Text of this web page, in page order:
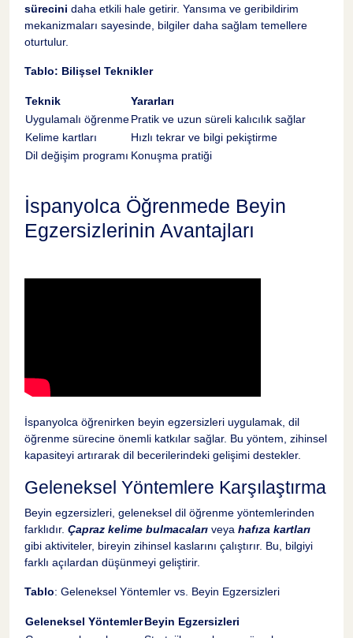
sürecini daha etkili hale getirir. Yansıma ve geribildirim
mekanizmaları sayesinde, bilgiler daha sağlam temellere
oturtulur.
Tablo: Bilişsel Teknikler
Teknik
Yararları
Uygulamalı öğrenmePratik ve uzun süreli kalıcılık sağlar
Kelime kartları
Hızlı tekrar ve bilgi pekiştirme
Dil değişim programı Konuşma pratiği
İspanyolca Öğrenmede Beyin
Egzersizlerinin Avantajları
İspanyolca öğrenirken beyin egzersizleri uygulamak, dil
öğrenme sürecine önemli katkılar sağlar. Bu yöntem, zihinsel
kapasiteyi artırarak dil becerilerindeki gelişimi destekler.
Geleneksel Yöntemlere Karşılaştırma
Beyin egzersizleri, geleneksel dil öğrenme yöntemlerinden
farklıdır. Çapraz kelime bulmacaları veya hafıza kartları
gibi aktiviteler, bireyin zihinsel kaslarını çalıştırır. Bu, bilgiyi
farklı açılardan düşünmeyi geliştirir.
Tablo: Geleneksel Yöntemler vs. Beyin Egzersizleri
Geleneksel YöntemlerBeyin Egzersizleri